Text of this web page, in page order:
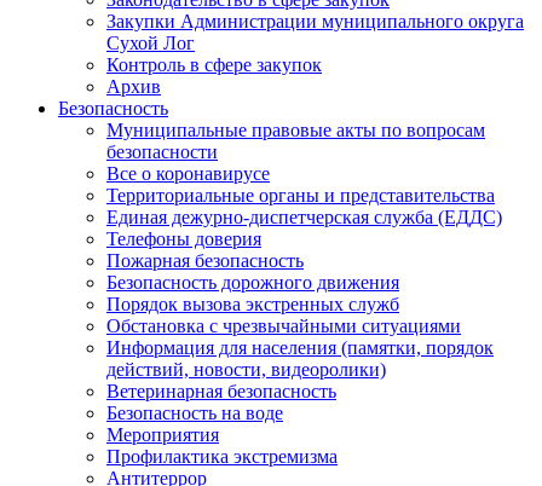
Закупки Администрации муниципального округа
Сухой Лог
Контроль в сфере закупок
Архив
Безопасность
Муниципальные правовые акты по вопросам
безопасности
Все о коронавирусе
Территориальные органы и представительства
Единая дежурно-диспетчерская служба (ЕДДС)
Телефоны доверия
Пожарная безопасность
Безопасность дорожного движения
Порядок вызова экстренных служб
Обстановка с чрезвычайными ситуациями
Информация для населения (памятки, порядок
действий, новости, видеоролики)
Ветеринарная безопасность
Безопасность на воде
Мероприятия
Профилактика экстремизма
Антитеррор